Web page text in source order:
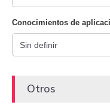
Conocimientos de
Otros